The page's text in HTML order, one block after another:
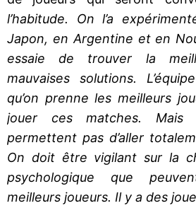
l’habitude. On l’a
Japon, en Argentine et en
essaie de trouver la
mauvaises solutions.
qu’on prenne les meilleurs
jouer ces matches. Mais
permettent pas d’aller
On doit être vigilant sur la
psychologique que
meilleurs joueurs. Il y a des